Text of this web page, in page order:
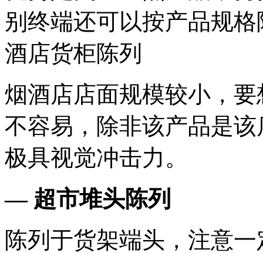
别终端还可以按产品规
酒店货柜陈列
烟酒店店面规模较小，
不容易，除非该产品是
极具视觉冲击力。
— 超市堆头陈列
陈列于货架端头，注意